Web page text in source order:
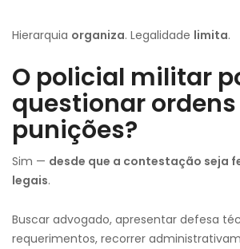
Hierarquia organiza. Legalidade limita.
O policial militar
questionar ordens
punições?
Sim — desde que a contestação seja
legais.
Buscar advogado, apresentar defesa
requerimentos, recorrer